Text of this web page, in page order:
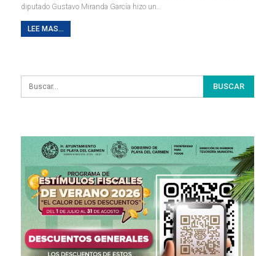
diputado Gustavo Miranda García hizo un…
LEE MAS...